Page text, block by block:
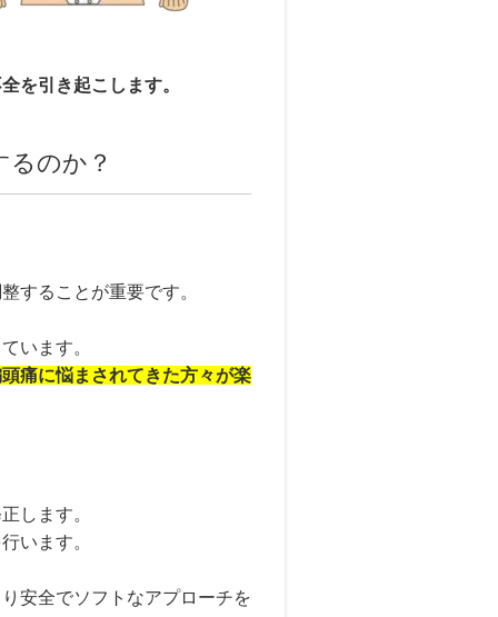
を引き起こします。
のか？
することが重要です。
います。
痛に悩まされてきた方々が楽
します。
います。
安全でソフトなアプローチを